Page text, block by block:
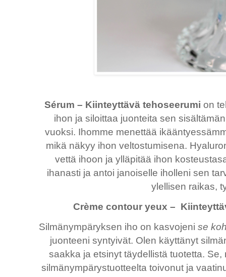
Sérum – Kiinteyttävä tehoseerumi on
ihon ja siloittaa juonteita sen
vuoksi. Ihomme menettää
mikä näkyy ihon veltostumisena.
vettä ihoon ja ylläpitää ihon
ihanasti ja antoi janoiselle iholleni sen
ylellisen raikas,
Crème contour yeux –
Silmänympäryksen iho on kasvojeni se
juonteeni syntyivät. Olen käyttänyt
saakka ja etsinyt täydellistä tuotetta.
silmänympärystuotteelta toivonut ja